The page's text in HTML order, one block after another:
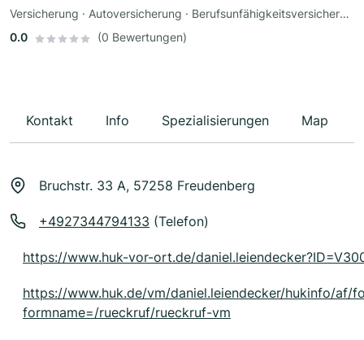
Versicherung · Autoversicherung · Berufsunfähigkeitsversicherung · Tierpension
0.0
(0 Bewertungen)
Kontakt Info Spezialisierungen Map
Bruchstr. 33 A, 57258 Freudenberg
+4927344794133 (Telefon)
https://www.huk-vor-ort.de/
https://www.huk.de/vm/daniel.leiendecker/hukinfo/af/
formname=/rueckruf/rueckruf-vm